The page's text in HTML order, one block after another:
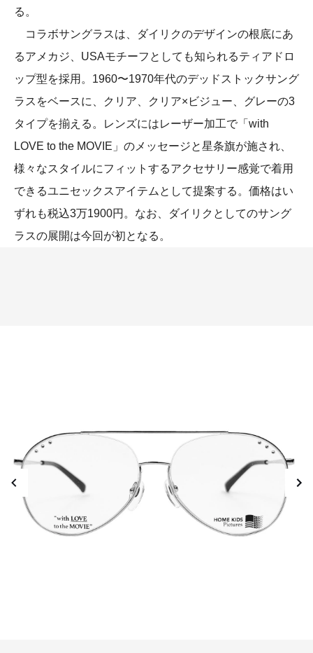
る。
コラボサングラスは、ダイリクのデザインの根底にあ
るアメカジ、USAモチーフとしても知られるティアドロ
ップ型を採用。1960〜1970年代のデッドストックサング
ラスをベースに、クリア、クリア×ビジュー、グレーの3
タイプを揃える。レンズにはレーザー加工で「with
LOVE to the MOVIE」のメッセージと星条旗が施され、
様々なスタイルにフィットするアクセサリー感覚で着用
できるユニセックスアイテムとして提案する。価格はい
ずれも税込3万1900円。なお、ダイリクとしてのサング
ラスの展開は今回が初となる。